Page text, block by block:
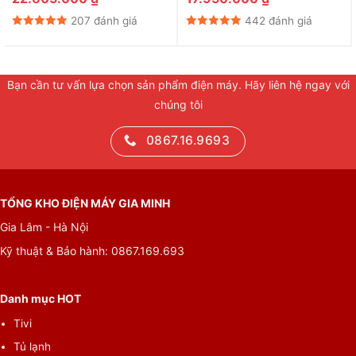
sử dụng, cung cấp thêm không gian
uống cafe.
Rackmatic: Khay điều chỉnh 3 nấc tới
207 đánh giá 442 đánh giá
Bạn cần tư vấn lựa chọn sản phẩm điện máy. Hãy liên hệ ngay với
chúng tôi
0867.16.9693
TỔNG KHO ĐIỆN MÁY GIA MINH
Gia Lâm - Hà Nội
Kỹ thuật & Bảo hành: 0867.169.693
Danh mục HOT
Tivi
Tủ lạnh